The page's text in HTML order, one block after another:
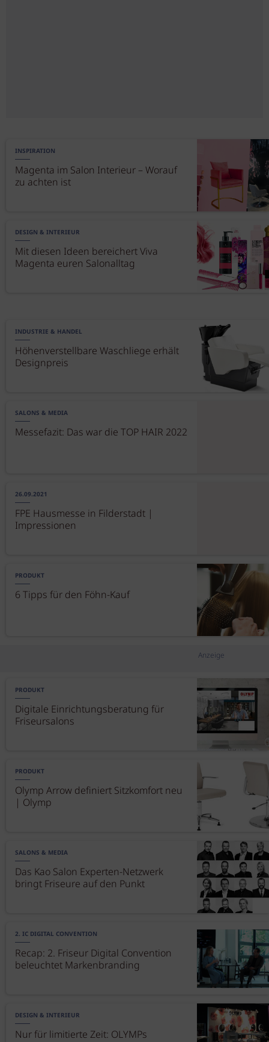
INSPIRATION
Magenta im Salon Interieur – Worauf
zu achten ist
DESIGN & INTERIEUR
Mit diesen Ideen bereichert Viva
Magenta euren Salonalltag
INDUSTRIE & HANDEL
Höhenverstellbare Waschliege erhält
Designpreis
SALONS & MEDIA
Messefazit: Das war die TOP HAIR 2022
26.09.2021
FPE Hausmesse in Filderstadt |
Impressionen
PRODUKT
6 Tipps für den Föhn-Kauf
Anzeige
PRODUKT
Digitale Einrichtungsberatung für
Friseursalons
PRODUKT
Olymp Arrow definiert Sitzkomfort neu
| Olymp
SALONS & MEDIA
Das Kao Salon Experten-Netzwerk
bringt Friseure auf den Punkt
2. IC DIGITAL CONVENTION
Recap: 2. Friseur Digital Convention
beleuchtet Markenbranding
DESIGN & INTERIEUR
Nur für limitierte Zeit: OLYMPs